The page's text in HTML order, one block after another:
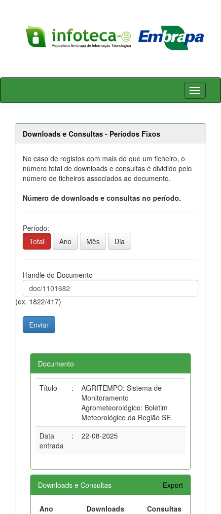
Skip
Downloads e Consultas - Períodos Fixos
No caso de registos com mais do que um ficheiro, o
número total de downloads e consultas é dividido pelo
número de ficheiros associados ao documento.
Número de downloads e consultas no período.
Período:
Total
Ano Mês Dia
Handle do Documento
(ex. 1822/417)
Documento
Título :
AGRITEMPO: Sistema de
Monitoramento
Agrometeorológico: Boletim
Meteorológico da Região SE.
Data
entrada
: 22-08-2025
Downloads e Consultas Export
Ano Downloads
Consultas